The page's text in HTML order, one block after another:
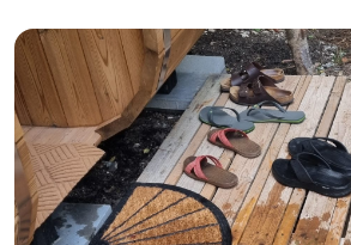
Saunagus
Booking
guide
Forskellige
typer